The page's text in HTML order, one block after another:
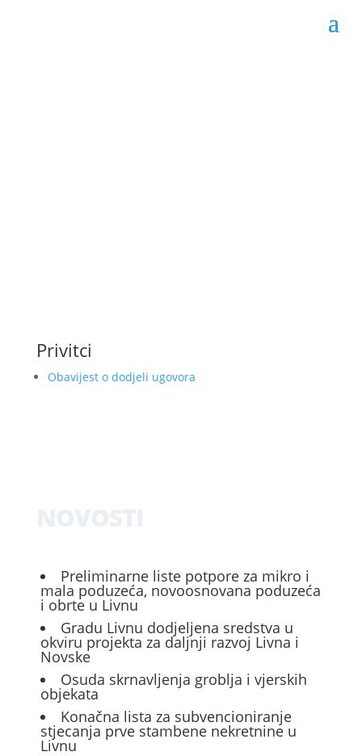
Privitci
Obavijest o dodjeli ugovora
Preliminarne liste potpore za mikro i
mala poduzeća, novoosnovana poduzeća
i obrte u Livnu
Gradu Livnu dodjeljena sredstva u
okviru projekta za daljnji razvoj Livna i
Novske
Osuda skrnavljenja groblja i vjerskih
objekata
Konačna lista za subvencioniranje
stjecanja prve stambene nekretnine u
Livnu